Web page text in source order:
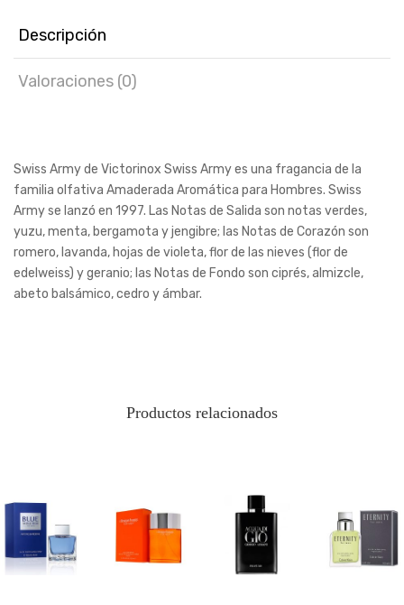
Descripción
Valoraciones (0)
Swiss Army de Victorinox Swiss Army es una fragancia de la
familia olfativa Amaderada Aromática para Hombres. Swiss
Army se lanzó en 1997. Las Notas de Salida son notas verdes,
yuzu, menta, bergamota y jengibre; las Notas de Corazón son
romero, lavanda, hojas de violeta, flor de las nieves (flor de
edelweiss) y geranio; las Notas de Fondo son ciprés, almizcle,
abeto balsámico, cedro y ámbar.
Productos relacionados